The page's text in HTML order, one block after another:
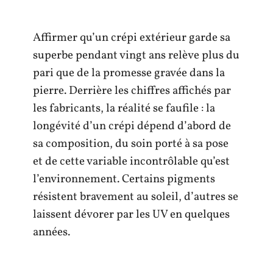
Affirmer qu’un crépi extérieur garde sa
superbe pendant vingt ans relève plus du
pari que de la promesse gravée dans la
pierre. Derrière les chiffres affichés par
les fabricants, la réalité se faufile : la
longévité d’un crépi dépend d’abord de
sa composition, du soin porté à sa pose
et de cette variable incontrôlable qu’est
l’environnement. Certains pigments
résistent bravement au soleil, d’autres se
laissent dévorer par les UV en quelques
années.